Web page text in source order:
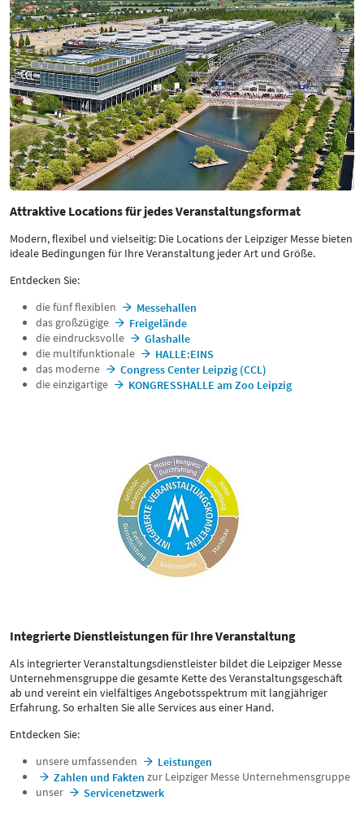
Attraktive Locations für jedes Veranstaltungsformat
Modern, flexibel und vielseitig: Die Locations der Leipziger Messe bieten
ideale Bedingungen für Ihre Veranstaltung jeder Art und Größe.
Entdecken Sie:
die fünf flexiblen
Messehallen
das großzügige
Freigelände
die eindrucksvolle
Glashalle
die multifunktionale
HALLE:EINS
das moderne
Congress Center Leipzig (CCL)
die einzigartige
KONGRESSHALLE am Zoo Leipzig
Integrierte Dienstleistungen für Ihre Veranstaltung
Als integrierter Veranstaltungsdienstleister bildet die Leipziger Messe
Unternehmensgruppe die gesamte Kette des Veranstaltungsgeschäft
ab und vereint ein vielfältiges Angebotsspektrum mit langjähriger
Erfahrung. So erhalten Sie alle Services aus einer Hand.
Entdecken Sie:
unsere umfassenden
Leistungen
Zahlen und Fakten zur Leipziger Messe Unternehmensgruppe
unser
Servicenetzwerk